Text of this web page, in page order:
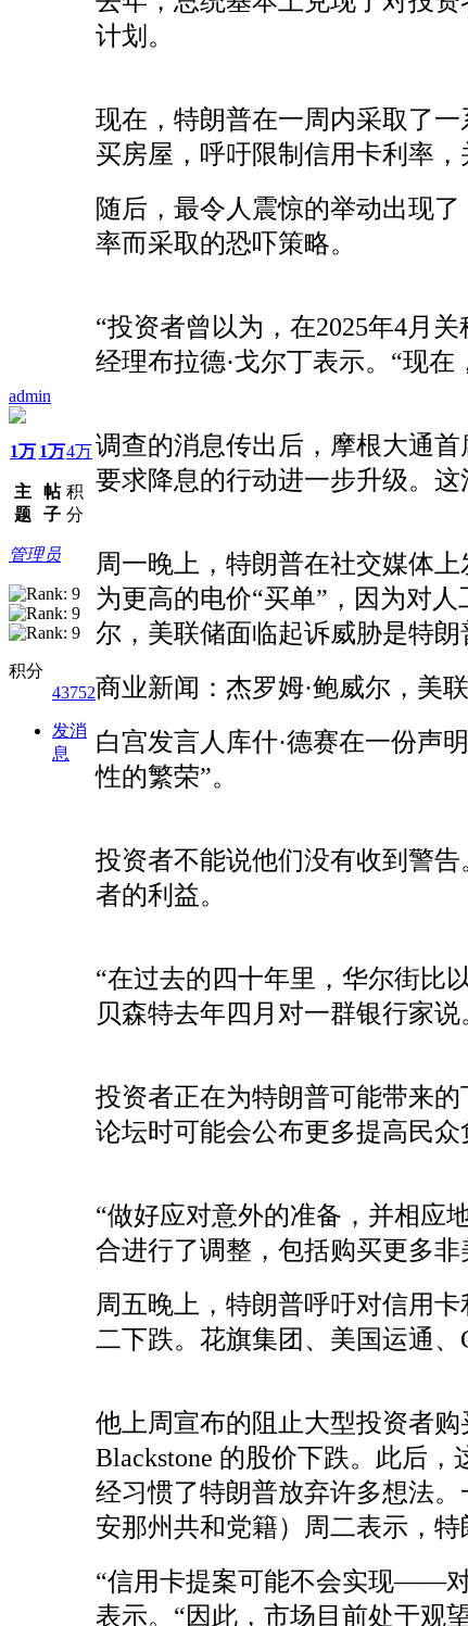
admin
1万
主
题
1万
帖
子
4万
积
分
管理员
积分
43752
发消
息
计划。
现在，特朗普在一周内采取了
买房屋，呼吁限制信用卡利率，
随后，最令人震惊的举动出现
率而采取的恐吓策略。
“投资者曾以为，在2025年4月
经理布拉德·戈尔丁表示。“现
调查的消息传出后，摩根大通
要求降息的行动进一步升级。
周一晚上，特朗普在社交媒体
为更高的电价“买单”，因为对
尔，美联储面临起诉威胁是特朗
商业新闻：杰罗姆·鲍威尔，美
白宫发言人库什·德赛在一份声
性的繁荣”。
投资者不能说他们没有收到警
者的利益。
“在过去的四十年里，华尔街比
贝森特去年四月对一群银行家说
投资者正在为特朗普可能带来
论坛时可能会公布更多提高民众
“做好应对意外的准备，并相应
合进行了调整，包括购买更多非
周五晚上，特朗普呼吁对信用
二下跌。花旗集团、美国运通、
他上周宣布的阻止大型投资者
Blackstone 的股价下跌。此后
经习惯了特朗普放弃许多想法
安那州共和党籍）周二表示，
“信用卡提案可能不会实现——对
表示。“因此，市场目前处于观